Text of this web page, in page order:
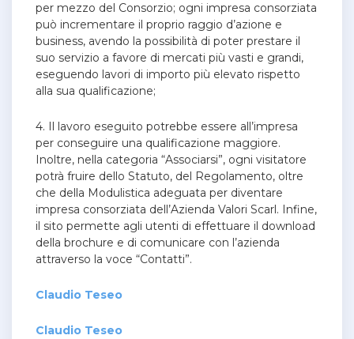
per mezzo del Consorzio; ogni impresa consorziata
può incrementare il proprio raggio d’azione e
business, avendo la possibilità di poter prestare il
suo servizio a favore di mercati più vasti e grandi,
eseguendo lavori di importo più elevato rispetto
alla sua qualificazione;
4. Il lavoro eseguito potrebbe essere all’impresa
per conseguire una qualificazione maggiore.
Inoltre, nella categoria “Associarsi”, ogni visitatore
potrà fruire dello Statuto, del Regolamento, oltre
che della Modulistica adeguata per diventare
impresa consorziata dell’Azienda Valori Scarl. Infine,
il sito permette agli utenti di effettuare il download
della brochure e di comunicare con l’azienda
attraverso la voce “Contatti”.
Claudio Teseo
Claudio Teseo